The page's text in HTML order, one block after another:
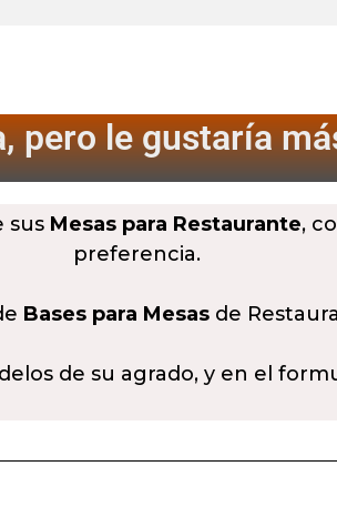
pero le gustaría
sus Mesas para Restaurante,
preferencia.
Bases para Mesas de
de su agrado, y en el